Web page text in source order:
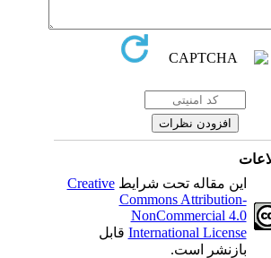
این مقاله تحت شرایطCreative
Commons Attribution-
NonCommercial 4.0
International Licenseقابل
بازنشر است.